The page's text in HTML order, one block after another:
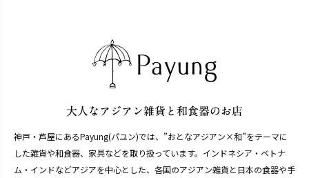
神戸・芦屋にあるPayung(パユン)では、”おとなアジアン×和”をテーマに
した雑貨や和食器、家具などを取り扱っています。インドネシア・ベトナ
ム・インドなどアジアを中心とした、各国のアジアン雑貨と日本の食器や手